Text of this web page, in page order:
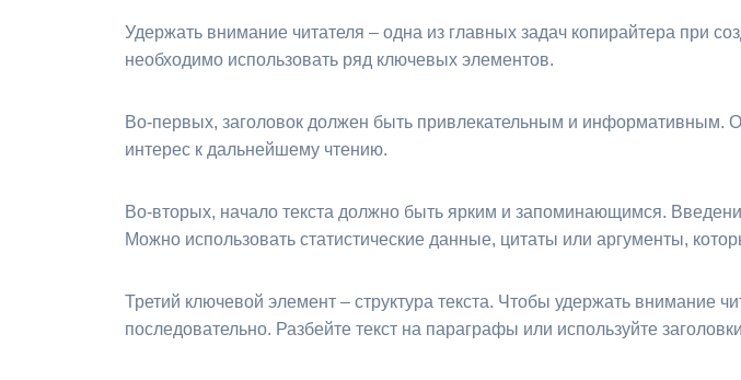
Удержать внимание читателя – одна из главных задач копирайтера при
необходимо использовать ряд ключевых элементов.
Во-первых, заголовок должен быть привлекательным и информативным.
интерес к дальнейшему чтению.
Во-вторых, начало текста должно быть ярким и запоминающимся.
Можно использовать статистические данные, цитаты или аргументы,
Третий ключевой элемент – структура текста. Чтобы удержать внимание
последовательно. Разбейте текст на параграфы или используйте